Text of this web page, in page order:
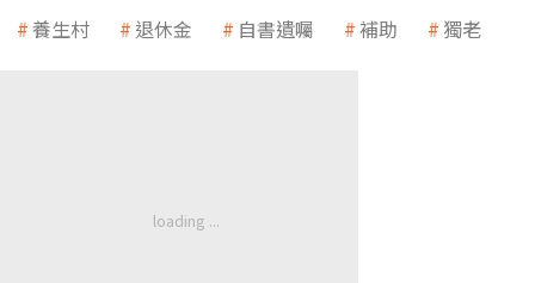
養生村 退休金 自書遺囑 補助 獨老